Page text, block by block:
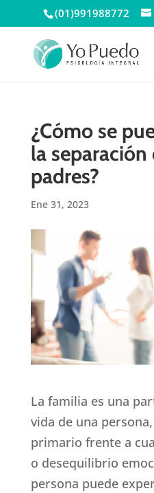
(01)991988772
¿Cómo se
la separación
padres?
Ene 31, 2023
La familia es una
vida de una
primario frente a
o desequilibrio
persona puede